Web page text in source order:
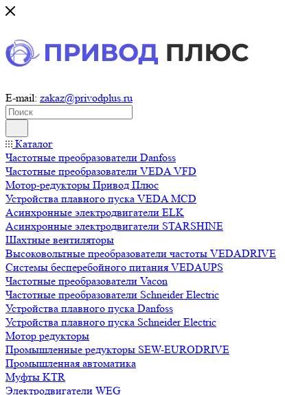
E-mail: zakaz@privodplus.ru
Каталог
Частотные преобразователи Danfoss
Частотные преобразователи VEDA VFD
Мотор-редукторы Привод Плюс
Устройства плавного пуска VEDA MCD
Асинхронные электродвигатели ELK
Асинхронные электродвигатели STARSHINE
Шахтные вентиляторы
Высоковольтные преобразователи частоты VEDADRIVE
Системы бесперебойного питания VEDAUPS
Частотные преобразователи Vacon
Частотные преобразователи Schneider Electric
Устройства плавного пуска Danfoss
Устройства плавного пуска Schneider Electric
Мотор редукторы
Промышленные редукторы SEW-EURODRIVE
Промышленная автоматика
Муфты KTR
Электродвигатели WEG